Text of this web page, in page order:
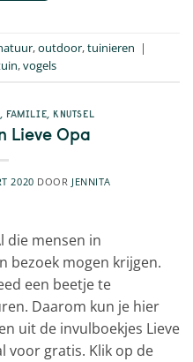
,outdoor,tuinieren |
,vogels
FAMILIE KNUTSEL
Lieve Opa
2020 DOOR JENNITA
die mensen in
bezoek mogen krijgen.
een beetje te
Daarom kun je hier
uit de invulboekjes Lieve
voor gratis. Klik op de